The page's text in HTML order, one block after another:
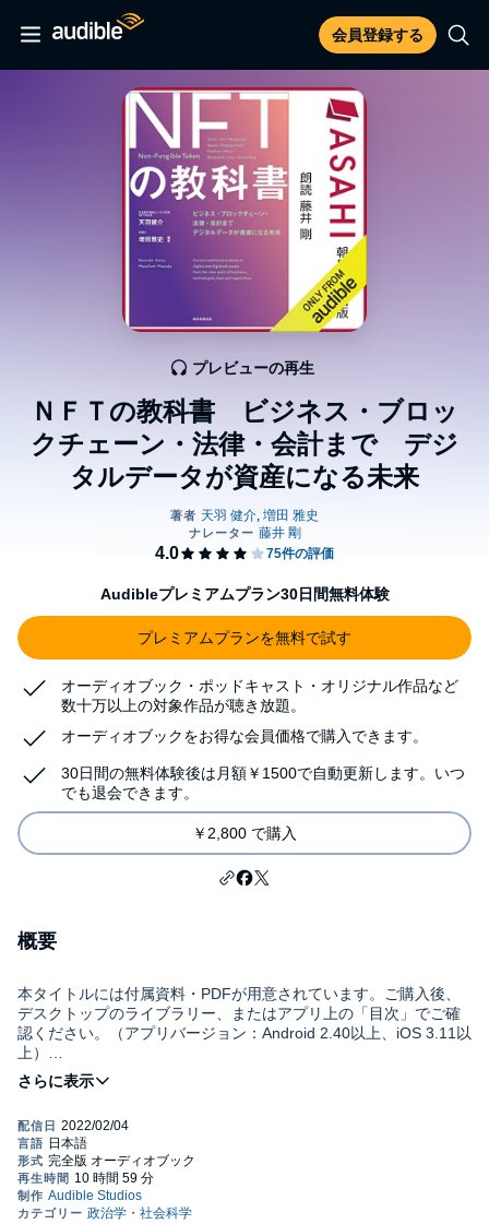
会員登録する
ＮＦＴの教科書 ビジネス・ブロッ
クチェーン・法律・会計まで デジ
タルデータが資産になる未来
プレビューの再生
Audibleプレミアムプラン30日間無料体験
プレミアムプランを無料で試す
オーディオブック・ポッドキャスト・オリジナル作品など
数十万以上の対象作品が聴き放題。
オーディオブックをお得な会員価格で購入できます。
30日間の無料体験後は月額￥1500で自動更新します。いつ
でも退会できます。
￥2,800 で購入
概要
本タイトルには付属資料・PDFが用意されています。ご購入後、
デスクトップのライブラリー、またはアプリ上の「目次」でご確
認ください。（アプリバージョン：Android 2.40以上、iOS 3.11以
上）
NFT（非代替性トークン）が注目されている。デジタル資産にな
のビジネス面から、ブロックチェーン技術、法律面まで。最前線
にいる約20人が、その可能性・未来を解説する。
©2021 Kensuke Amo & Masafumi Masuda Published in Japan by